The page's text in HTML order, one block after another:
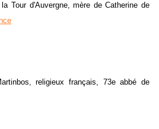
Tour d'Auvergne, mère de Catherine de
religieux français, 73e abbé de